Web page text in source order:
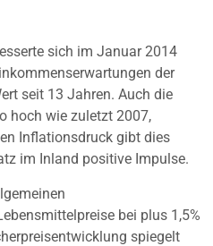
sich im Januar 2014
der
seit 13 Jahren. Auch die
hoch wie zuletzt 2007,
Inflationsdruck gibt dies
im Inland positive Impulse.
bei plus 1,5%
spiegelt